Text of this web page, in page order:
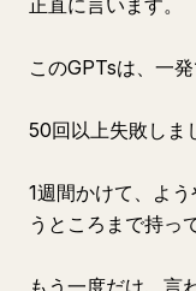
正直に言います。
このGPTsは、一
50回以上失敗しま
1週間かけて、よ
うところまで持っ
もう一度だけ、言